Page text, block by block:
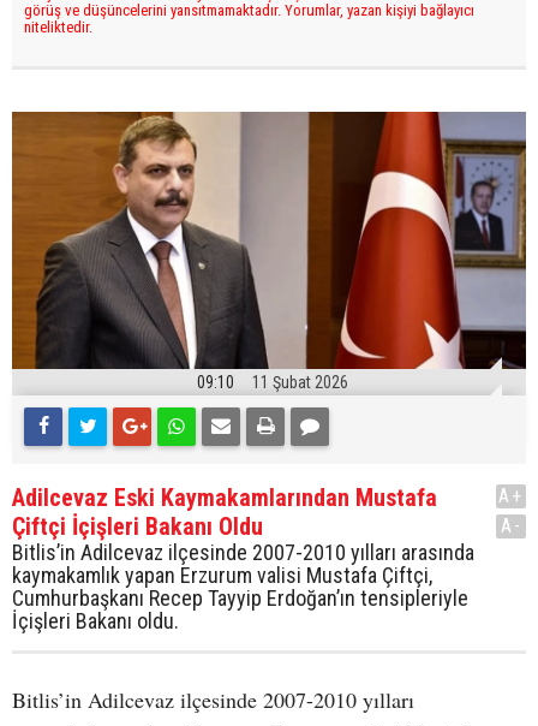
görüş ve düşüncelerini yansıtmamaktadır. Yorumlar, yazan kişiyi bağlayıcı
niteliktedir.
09:10 11 Şubat 2026
Adilcevaz Eski Kaymakamlarından Mustafa
Çiftçi İçişleri Bakanı Oldu
Bitlis’in Adilcevaz ilçesinde 2007-2010 yılları arasında
kaymakamlık yapan Erzurum valisi Mustafa Çiftçi,
Cumhurbaşkanı Recep Tayyip Erdoğan’ın tensipleriyle
İçişleri Bakanı oldu.
A+
A-
Bitlis’in Adilcevaz ilçesinde 2007-2010 yılları